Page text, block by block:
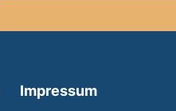
(external link, opens in a
Impressum